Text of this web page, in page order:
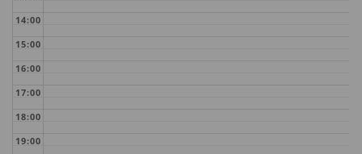
14:00
15:00
16:00
17:00
18:00
19:00